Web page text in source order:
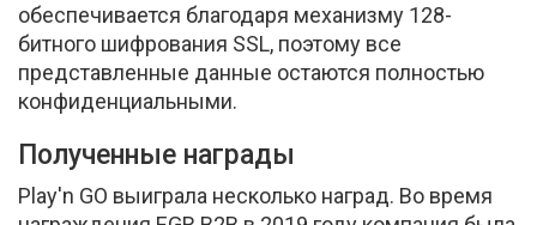
обеспечивается благодаря механизму 128-
битного шифрования SSL, поэтому все
представленные данные остаются полностью
конфиденциальными.
Полученные награды
Play'n GO выиграла несколько наград. Во время